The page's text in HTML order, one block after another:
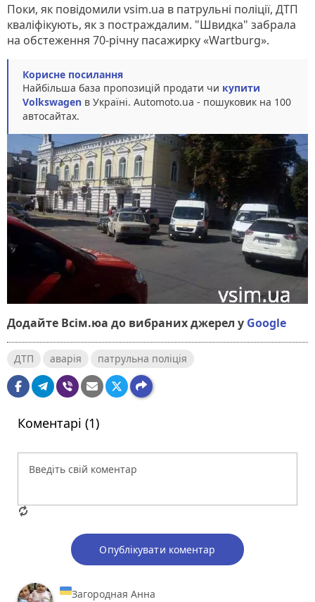
Поки, як повідомили vsim.ua в патрульні поліції, ДТП
кваліфікують, як з постраждалим. "Швидка" забрала
на обстеження 70-річну пасажирку «Wartburg».
Корисне посилання
Найбільша база пропозицій продати чи купити
Volkswagen в Україні. Аutomoto.ua - пошуковик на 100
автосайтах.
Додайте Всім.юа до вибраних джерел у Google
ДТП аварія патрульна поліція
Коментарі (1)
Опублікувати коментар
Загородная Анна